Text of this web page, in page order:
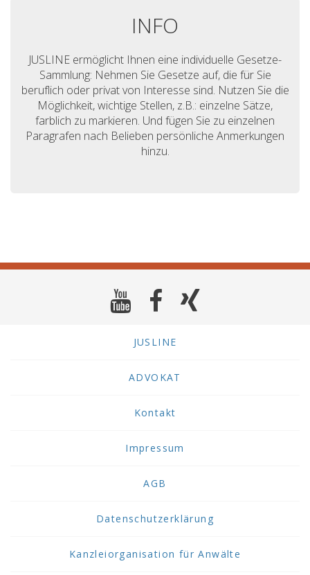
INFO
JUSLINE ermöglicht Ihnen eine individuelle Gesetze-
Sammlung: Nehmen Sie Gesetze auf, die für Sie
beruflich oder privat von Interesse sind. Nutzen Sie die
Möglichkeit, wichtige Stellen, z.B.: einzelne Sätze,
farblich zu markieren. Und fügen Sie zu einzelnen
Paragrafen nach Belieben persönliche Anmerkungen
hinzu.
JUSLINE
ADVOKAT
Kontakt
Impressum
AGB
Datenschutzerklärung
Kanzleiorganisation für Anwälte